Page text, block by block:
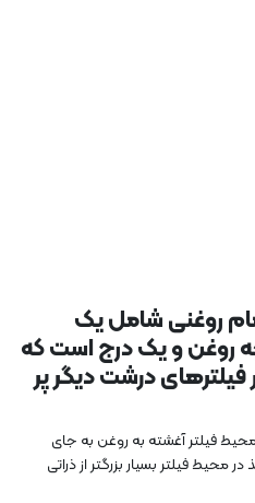
روغنی شامل یک
و یک درج است که
فیلترهای درشت دیگر پر
محیط فیلتر آغشته به روغن به جای
محیط فیلتر بسیار بزرگتر از ذراتی